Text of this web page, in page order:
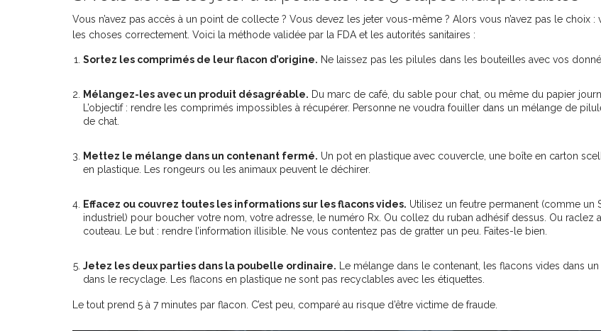
Vous n’avez pas accès à un point de collecte ? Vous devez les jeter vous-même ? Alors vous n’avez pas le choix :
les choses correctement. Voici la méthode validée par la FDA et les autorités sanitaires :
Sortez les comprimés de leur flacon d’origine. Ne laissez pas les pilules dans les bouteilles avec vos
Mélangez-les avec un produit désagréable. Du marc de café, du sable pour chat, ou même du papier
L’objectif : rendre les comprimés impossibles à récupérer. Personne ne voudra fouiller dans un mélange de
de chat.
Mettez le mélange dans un contenant fermé. Un pot en plastique avec couvercle, une boîte en carton
en plastique. Les rongeurs ou les animaux peuvent le déchirer.
Effacez ou couvrez toutes les informations sur les flacons vides. Utilisez un feutre permanent (comme un
industriel) pour boucher votre nom, votre adresse, le numéro Rx. Ou collez du ruban adhésif dessus. Ou raclez
couteau. Le but : rendre l’information illisible. Ne vous contentez pas de gratter un peu. Faites-le bien.
Jetez les deux parties dans la poubelle ordinaire. Le mélange dans le contenant, les flacons vides dans un
dans le recyclage. Les flacons en plastique ne sont pas recyclables avec les étiquettes.
Le tout prend 5 à 7 minutes par flacon. C’est peu, comparé au risque d’être victime de fraude.